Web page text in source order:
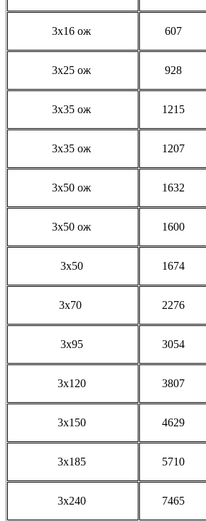
3x16 ож 607
3x25 ож 928
3x35 ож 1215
3x35 ож 1207
3x50 ож 1632
3x50 ож 1600
3x50 1674
3x70 2276
3x95 3054
3x120 3807
3x150 4629
3x185 5710
3x240 7465